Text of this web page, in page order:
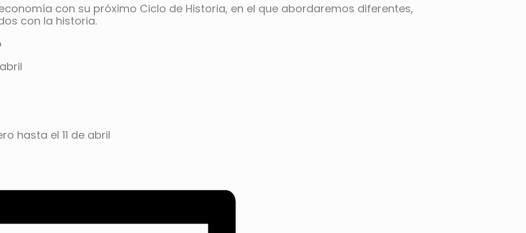
con su próximo Ciclo de Historia, en el que abordaremos diferentes,
con la historia.
hasta el 11 de abril